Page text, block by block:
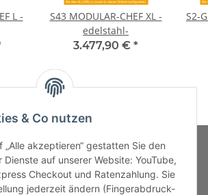
L -
S43 MODULAR-CHEF XL -
edelstahl-
3.477,90 € *
S2-
& Co nutzen
„Alle akzeptieren“ gestatten Sie den
auf unserer Website: YouTube,
Checkout und Ratenzahlung. Sie
jederzeit ändern (Fingerabdruck-